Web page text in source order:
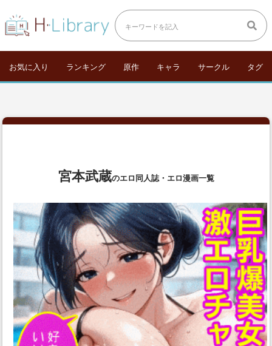
お気に入り ランキング 原作 キャラ サークル タグ
宮本武蔵のエロ同人誌・エロ漫画一覧